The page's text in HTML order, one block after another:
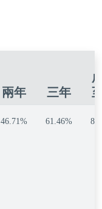
兩年 三年
46.71% 61.46%